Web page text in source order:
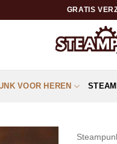
GRATIS
VOOR HEREN